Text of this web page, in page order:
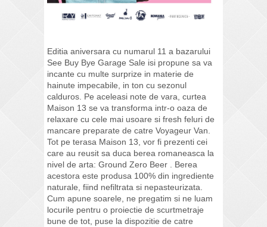
Editia aniversara cu numarul 11 a bazarului
See Buy Bye Garage Sale isi propune sa va
incante cu multe surprize in materie de
hainute impecabile, in ton cu sezonul
calduros. Pe aceleasi note de vara, curtea
Maison 13 se va transforma intr-o oaza de
relaxare cu cele mai usoare si fresh feluri de
mancare preparate de catre Voyageur Van.
Tot pe terasa Maison 13, vor fi prezenti cei
care au reusit sa duca berea romaneasca la
nivel de arta: Ground Zero Beer . Berea
acestora este produsa 100% din ingrediente
naturale, fiind nefiltrata si nepasteurizata.
Cum apune soarele, ne pregatim si ne luam
locurile pentru o proiectie de scurtmetraje
bune de tot, puse la dispozitie de catre